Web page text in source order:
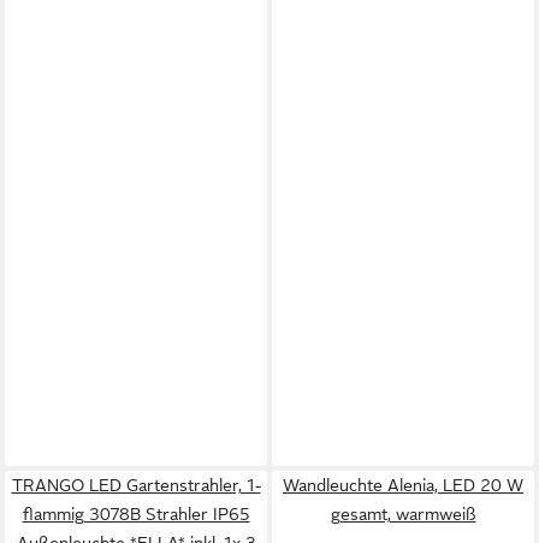
TRANGO LED Gartenstrahler, 1-
flammig 3078B Strahler IP65
Wandleuchte Alenia, LED 20 W
gesamt, warmweiß